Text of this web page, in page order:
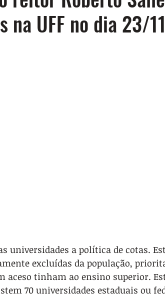
UFF no dia 23/11
universidades a política de cotas.
excluídas da população,
aceso tinham ao ensino superior.
70 universidades estaduais ou